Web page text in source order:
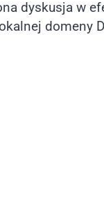
dyskusja w
domeny